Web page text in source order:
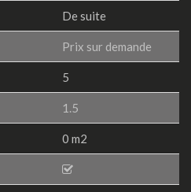
De suite
Prix sur demande
5
1.5
0 m2